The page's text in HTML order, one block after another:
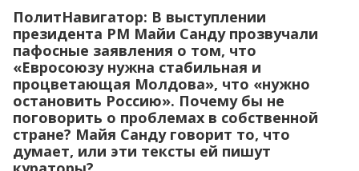
ПолитНавигатор: В выступлении
президента РМ Майи Санду прозвучали
пафосные заявления о том, что
«Евросоюзу нужна стабильная и
процветающая Молдова», что «нужно
остановить Россию». Почему бы не
поговорить о проблемах в собственной
стране? Майя Санду говорит то, что
думает, или эти тексты ей пишут